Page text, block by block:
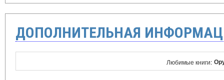
ДОПОЛНИТЕЛЬНАЯ
Любимые книги: